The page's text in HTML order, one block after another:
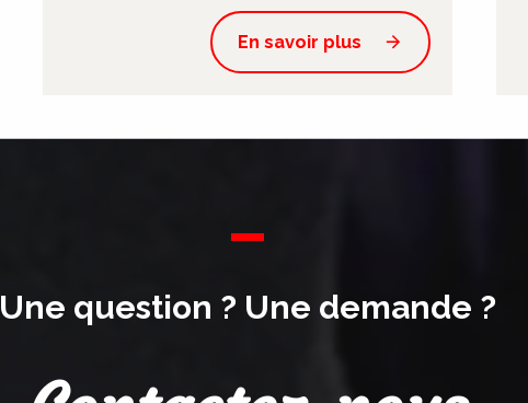
En savoir plus
Une question ? Une demande ?